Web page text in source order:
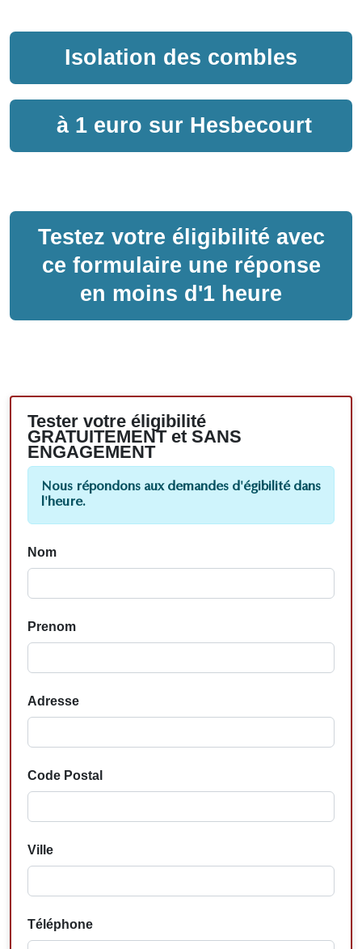
Isolation des combles
à 1 euro sur Hesbecourt
Testez votre éligibilité avec
ce formulaire une réponse
en moins d'1 heure
Tester votre éligibilité
GRATUITEMENT et SANS
ENGAGEMENT
Nous répondons aux demandes d'égibilité dans
l'heure.
Nom
Prenom
Adresse
Code Postal
Ville
Téléphone